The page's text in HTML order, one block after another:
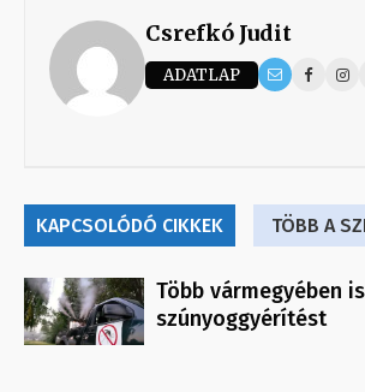
Csrefkó Judit
ADATLAP
KAPCSOLÓDÓ CIKKEK TÖBB A
Több vármegyében
szúnyoggyérítést